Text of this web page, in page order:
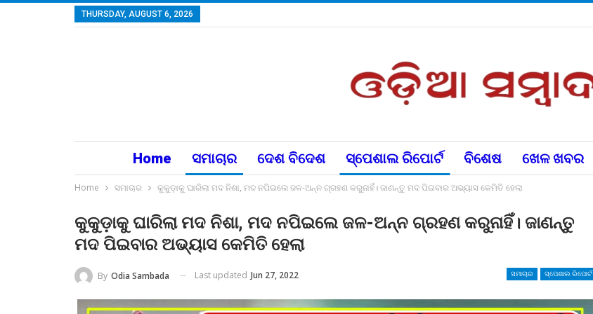
THURSDAY, AUGUST 6, 2026
Home ସମାଚାର ଦେଶ ବିଦେଶ ସ୍ପେଶାଲ ରିପୋର୍ଟ ବିଶେଷ ଖେଳ ଖବର
Home ସମାଚାର କୁକୁଡ଼ାକୁ ଘାରିଲା ମଦ ନିଶା, ମଦ ନପିଇଲେ ଜଳ-ଅନ୍ନ ଗ୍ରହଣ କରୁନାହିଁ। ଜାଣନ୍ତୁ ମଦ ପିଇବାର ଅଭ୍ୟାସ କେମିତି ହେଲା
କୁକୁଡ଼ାକୁ ଘାରିଲା ମଦ ନିଶା, ମଦ ନପିଇଲେ ଜଳ-ଅନ୍ନ ଗ୍ରହଣ କରୁନାହିଁ। ଜାଣନ୍ତୁ
ମଦ ପିଇବାର ଅଭ୍ୟାସ କେମିତି ହେଲା
ସମାଚାର ସ୍ପେଶାଲ ରିପୋର୍ଟ
By Odia Sambada Last updated Jun 27, 2022